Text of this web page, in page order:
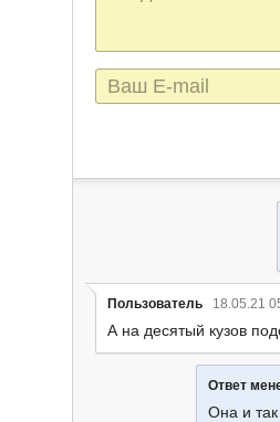
сообщения
E-
mail
Пользователь 18.05.21
А на десятый кузов
Ответ
Она и так